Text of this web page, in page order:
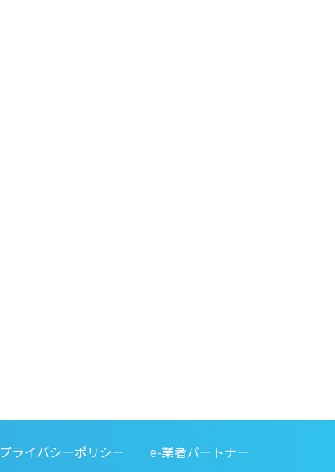
プライバシーポリシー e-業者パートナー